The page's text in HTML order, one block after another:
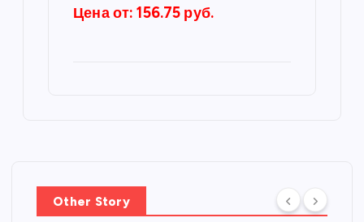
Цена от: 156.75 руб.
Other Story